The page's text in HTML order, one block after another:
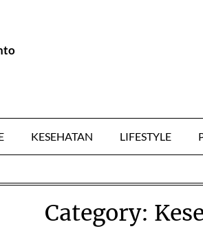
KESEHATAN LIFESTYLE
Category: